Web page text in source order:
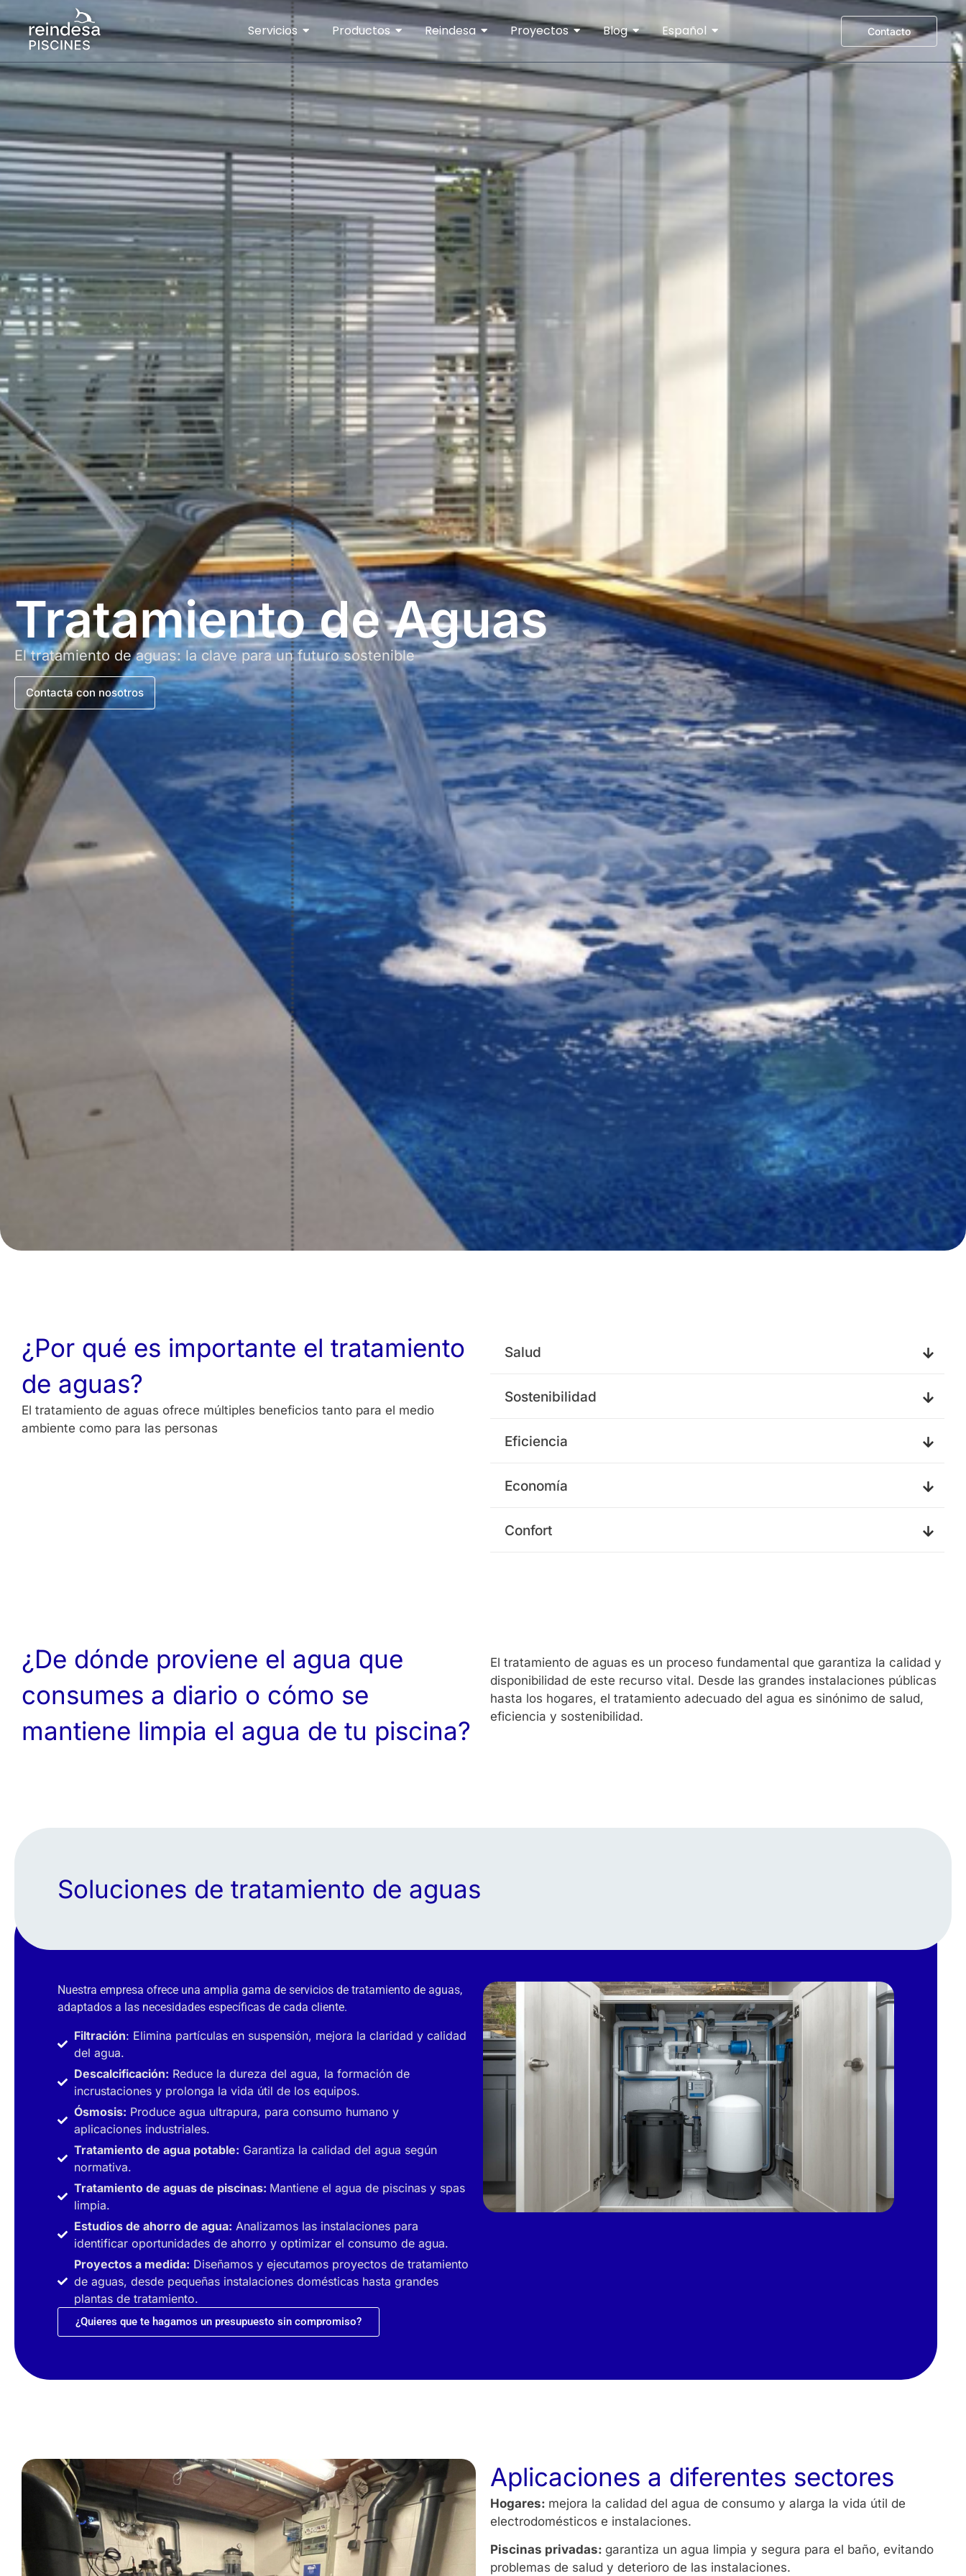
Servicios Productos Reindesa Proyectos Blog Español Contacto
Tratamiento de Aguas
El tratamiento de aguas: la clave para un futuro sostenible
Contacta con nosotros
¿Por qué es importante el tratamiento
de aguas?
El tratamiento de aguas ofrece múltiples beneficios tanto para el medio
ambiente como para las personas
Salud
Sostenibilidad
Eficiencia
Economía
Confort
¿De dónde proviene el agua que
consumes a diario o cómo se
mantiene limpia el agua de tu piscina?
El tratamiento de aguas es un proceso fundamental que garantiza la calidad y
disponibilidad de este recurso vital. Desde las grandes instalaciones públicas
hasta los hogares, el tratamiento adecuado del agua es sinónimo de salud,
eficiencia y sostenibilidad.
Soluciones de tratamiento de aguas
Nuestra empresa ofrece una amplia gama de servicios de tratamiento de aguas,
adaptados a las necesidades específicas de cada cliente.
Filtración: Elimina partículas en suspensión, mejora la claridad y calidad
del agua.
Descalcificación: Reduce la dureza del agua, la formación de
incrustaciones y prolonga la vida útil de los equipos.
Ósmosis: Produce agua ultrapura, para consumo humano y
aplicaciones industriales.
Tratamiento de agua potable: Garantiza la calidad del agua según
normativa.
Tratamiento de aguas de piscinas: Mantiene el agua de piscinas y spas
limpia.
Estudios de ahorro de agua: Analizamos las instalaciones para
identificar oportunidades de ahorro y optimizar el consumo de agua.
Proyectos a medida: Diseñamos y ejecutamos proyectos de tratamiento
de aguas, desde pequeñas instalaciones domésticas hasta grandes
plantas de tratamiento.
¿Quieres que te hagamos un presupuesto sin compromiso?
Aplicaciones a diferentes sectores
Hogares: mejora la calidad del agua de consumo y alarga la vida útil de
electrodomésticos e instalaciones.
Piscinas privadas: garantiza un agua limpia y segura para el baño, evitando
problemas de salud y deterioro de las instalaciones.